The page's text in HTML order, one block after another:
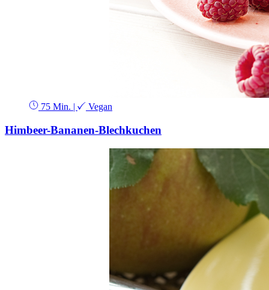
75 Min. | Vegan
Himbeer-Bananen-Blechkuchen